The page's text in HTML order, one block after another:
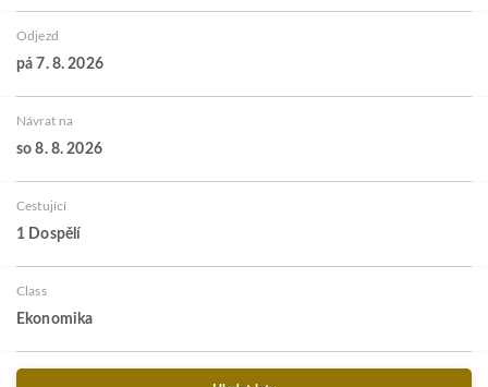
Odjezd
pá 7. 8. 2026
Návrat na
so 8. 8. 2026
Cestující
1 Dospělí
Class
Ekonomika